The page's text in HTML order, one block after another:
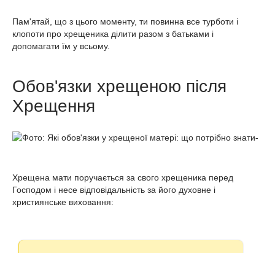
Пам'ятай, що з цього моменту, ти повинна все турботи і
клопоти про хрещеника ділити разом з батьками і
допомагати їм у всьому.
Обов'язки хрещеною після
Хрещення
Хрещена мати поручається за свого хрещеника перед
Господом і несе відповідальність за його духовне і
християнське виховання: